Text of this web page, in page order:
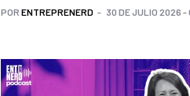
POR ENTREPRENERD 30 DE JULIO 2026 -